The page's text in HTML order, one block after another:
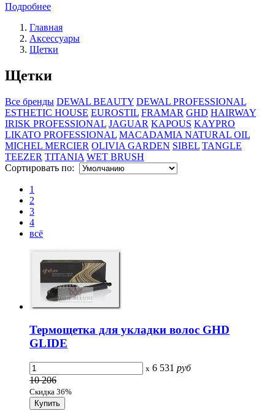
Подробнее
Главная
Аксессуары
Щетки
Щетки
Все бренды DEWAL BEAUTY DEWAL PROFESSIONAL
ESTHETIC HOUSE EUROSTIL FRAMAR GHD HAIRWAY
IRISK PROFESSIONAL JAGUAR KAPOUS KAYPRO
LIKATO PROFESSIONAL MACADAMIA NATURAL OIL
MICHEL MERCIER OLIVIA GARDEN SIBEL TANGLE
TEEZER TITANIA WET BRUSH
Сортировать по:
1
2
3
4
всё
Термощетка для укладки волос GHD
GLIDE
x 6 531 руб
10 206
Скидка 36%